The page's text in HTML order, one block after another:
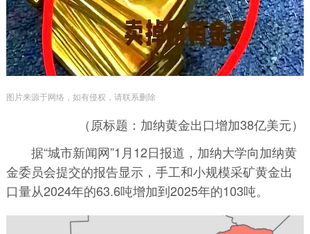
图片来源于网络，如有侵权，请联系删除
（原标题：加纳黄金出口增加38亿美元）
据“城市新闻网”1月12日报道，加纳大学向加纳黄
金委员会提交的报告显示，手工和小规模采矿黄金出
口量从2024年的63.6吨增加到2025年的103吨。